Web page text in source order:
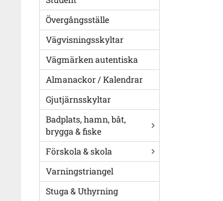
Övergångsställe
Vägvisningsskyltar
Vägmärken autentiska
Almanackor / Kalendrar
Gjutjärnsskyltar
Badplats, hamn, båt,
brygga & fiske
Förskola & skola
Varningstriangel
Stuga & Uthyrning